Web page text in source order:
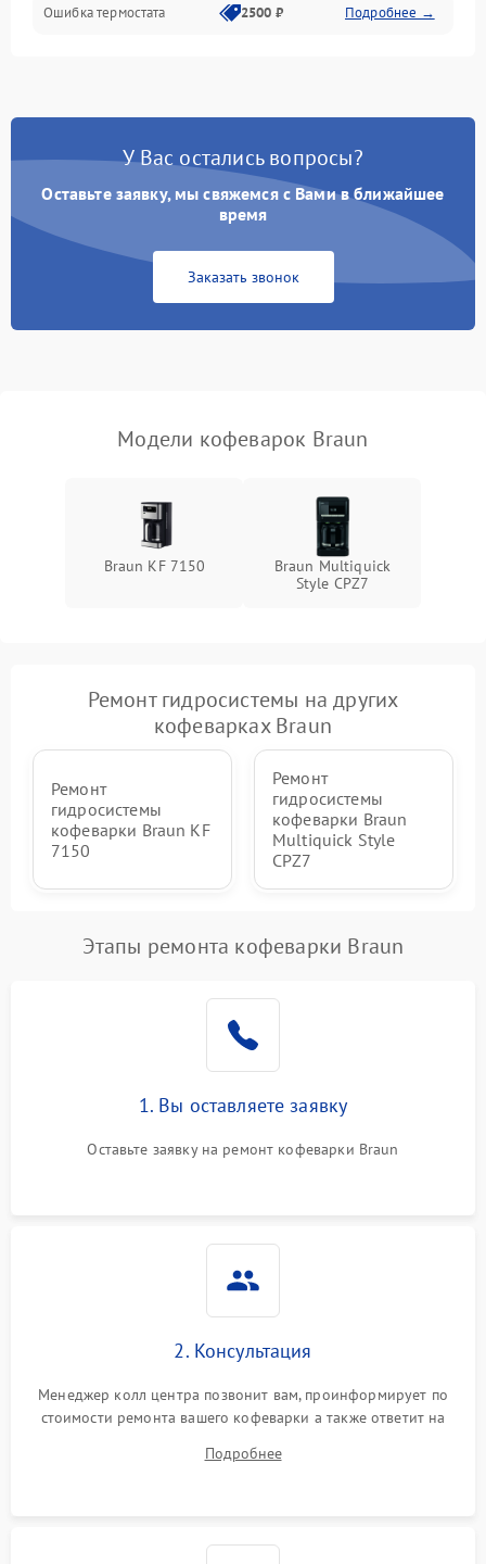
Ошибка термостата 2500 ₽ Подробнее →
У Вас остались вопросы?
Оставьте заявку, мы свяжемся с Вами в ближайшее
время
Заказать звонок
Модели кофеварок Braun
Braun KF 7150
Braun Multiquick
Style CPZ7
Ремонт гидросистемы на других
кофеварках Braun
Ремонт
гидросистемы
кофеварки Braun KF
7150
Ремонт
гидросистемы
кофеварки Braun
Multiquick Style
CPZ7
Этапы ремонта кофеварки Braun
1. Вы оставляете заявку
Оставьте заявку на ремонт кофеварки Braun
2. Консультация
Менеджер колл центра позвонит вам, проинформирует по
стоимости ремонта вашего кофеварки а также ответит на
Подробнее